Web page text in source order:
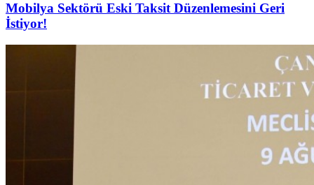
Mobilya Sektörü Eski Taksit Düzenlemesini Geri
İstiyor!